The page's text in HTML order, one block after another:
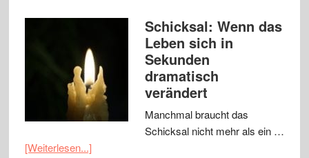
Schicksal: Wenn das
Leben sich in
Sekunden
dramatisch
verändert
Manchmal braucht das
Schicksal nicht mehr als ein …
[Weiterlesen...]